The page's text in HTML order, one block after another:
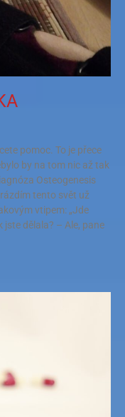
pomoc. To je přece
by na tom nic až tak
Osteogenesis
tento svět už
vtipem: „Jde
jste dělala? – Ale, pane